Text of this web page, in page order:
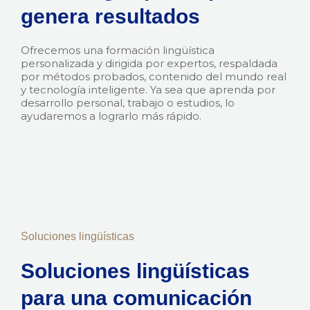
genera resultados
Ofrecemos una formación lingüística
personalizada y dirigida por expertos, respaldada
por métodos probados, contenido del mundo real
y tecnología inteligente. Ya sea que aprenda por
desarrollo personal, trabajo o estudios, lo
ayudaremos a lograrlo más rápido.
Soluciones lingüísticas
Soluciones lingüísticas
para una comunicación